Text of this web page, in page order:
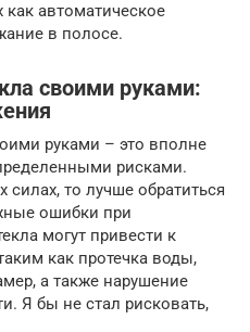
как автоматическое
в полосе.
своими руками:
руками – это вполне
рисками.
то лучше обратиться
ошибки при
могут привести к
как протечка воды,
а также нарушение
Я бы не стал рисковать,